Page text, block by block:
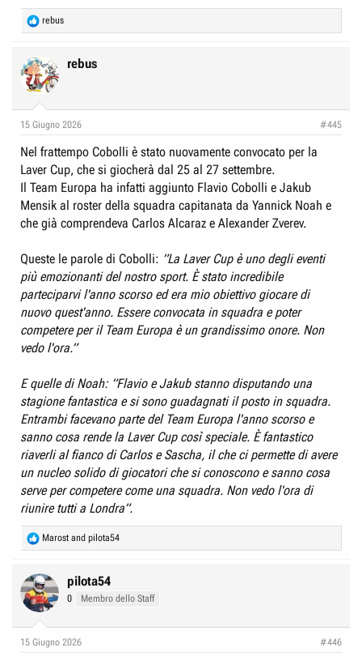
R
e
c
t
i
s
:
rebus
rebus
15 Giugno 2026 #445
Nel frattempo Cobolli è stato nuovamente convocato per la
Laver Cup, che si giocherà dal 25 al 27 settembre.
Il Team Europa ha infatti aggiunto Flavio Cobolli e Jakub
Mensik al roster della squadra capitanata da Yannick Noah e
che già comprendeva Carlos Alcaraz e Alexander Zverev.
Queste le parole di Cobolli: ”La Laver Cup è uno degli eventi
più emozionanti del nostro sport. È stato incredibile
parteciparvi l'anno scorso ed era mio obiettivo giocare di
nuovo quest'anno. Essere convocata in squadra e poter
competere per il Team Europa è un grandissimo onore. Non
vedo l'ora.”
E quelle di Noah: ”Flavio e Jakub stanno disputando una
stagione fantastica e si sono guadagnati il posto in squadra.
Entrambi facevano parte del Team Europa l'anno scorso e
sanno cosa rende la Laver Cup così speciale. È fantastico
riaverli al fianco di Carlos e Sascha, il che ci permette di avere
un nucleo solido di giocatori che si conoscono e sanno cosa
serve per competere come una squadra. Non vedo l'ora di
riunire tutti a Londra”.
R
e
c
t
i
s
Marost and pilota54
pilota54
0 Membro dello Staff
15 Giugno 2026 #446